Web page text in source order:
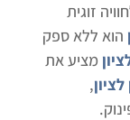
זוגית
הוא ללא ספק
מציע את
,